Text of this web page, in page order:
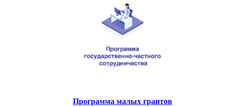
Программа малых грантов